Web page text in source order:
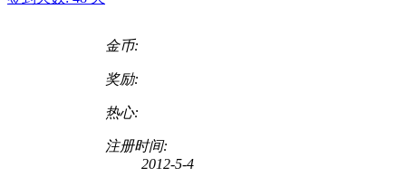
金币:
奖励:
热心:
注册时间:
2012-5-4